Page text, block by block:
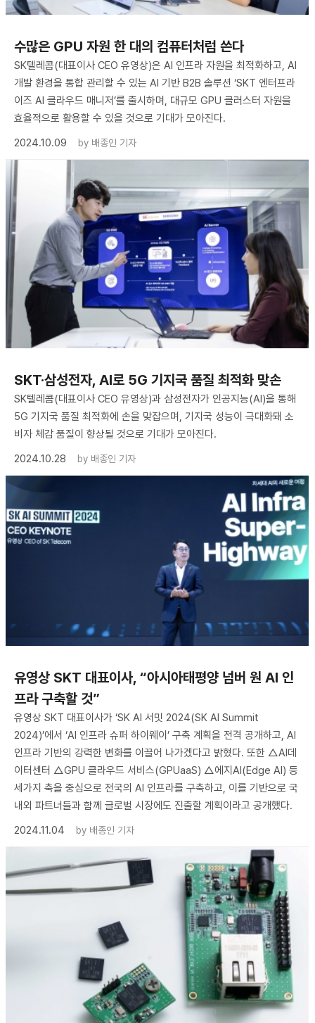
수많은 GPU 자원 한 대의 컴퓨터처럼 쓴다
SK텔레콤(대표이사 CEO 유영상)은 AI 인프라 자원을 최적화하고, AI
개발 환경을 통합 관리할 수 있는 AI 기반 B2B 솔루션 ‘SKT 엔터프라
이즈 AI 클라우드 매니저’를 출시하며, 대규모 GPU 클러스터 자원을
효율적으로 활용할 수 있을 것으로 기대가 모아진다.
2024.10.09
by 배종인 기자
SKT·삼성전자, AI로 5G 기지국 품질 최적화 맞손
SK텔레콤(대표이사 CEO 유영상)과 삼성전자가 인공지능(AI)을 통해
5G 기지국 품질 최적화에 손을 맞잡으며, 기지국 성능이 극대화돼 소
비자 체감 품질이 향상될 것으로 기대가 모아진다.
2024.10.28
by 배종인 기자
유영상 SKT 대표이사, “아시아태평양 넘버 원 AI 인
프라 구축할 것”
유영상 SKT 대표이사가 ‘SK AI 서밋 2024(SK AI Summit
2024)’에서 ‘AI 인프라 슈퍼 하이웨이’ 구축 계획을 전격 공개하고, AI
인프라 기반의 강력한 변화를 이끌어 나가겠다고 밝혔다. 또한 △AI데
이터센터 △GPU 클라우드 서비스(GPUaaS) △에지AI(Edge AI) 등
세가지 축을 중심으로 전국의 AI 인프라를 구축하고, 이를 기반으로 국
내외 파트너들과 함께 글로벌 시장에도 진출할 계획이라고 공개했다.
2024.11.04
by 배종인 기자